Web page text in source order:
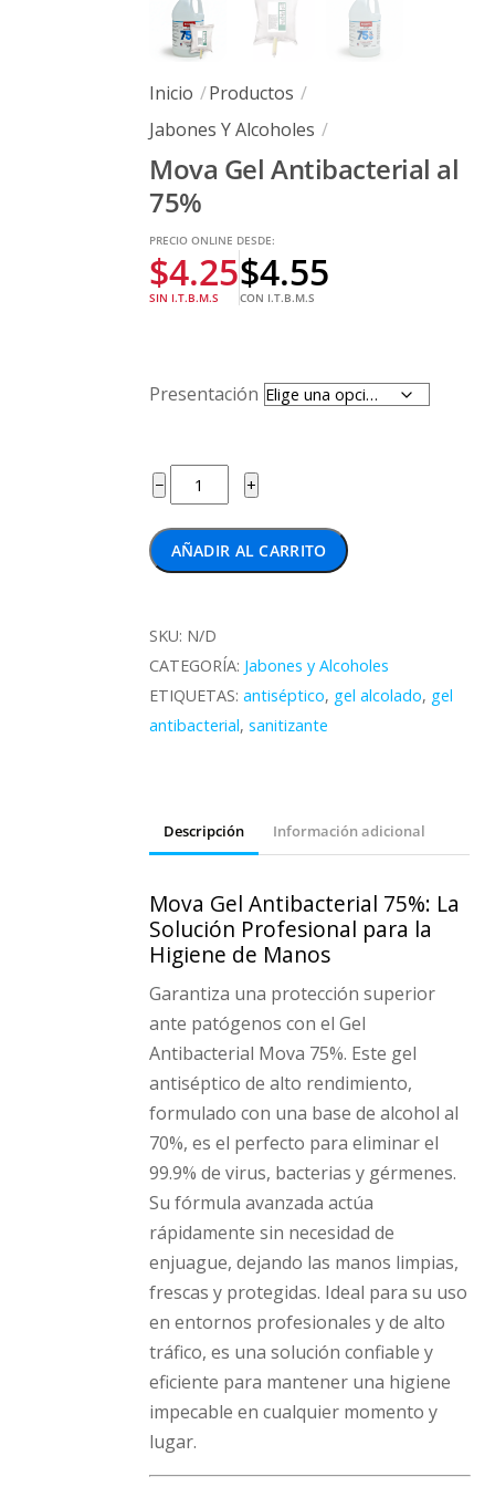
Inicio
Productos
Jabones Y Alcoholes
Mova Gel Antibacterial al
75%
PRECIO ONLINE DESDE:
$4.25
SIN I.T.B.M.S
$4.55
CON I.T.B.M.S
Presentación
−
Mova
Gel
Antibacterial
al
cantidad
+
AÑADIR AL CARRITO
SKU: N/D
CATEGORÍA: Jabones y Alcoholes
ETIQUETAS:antiséptico, gel alcolado, gel
antibacterial,sanitizante
Descripción Información adicional
Mova Gel Antibacterial 75%: La
Solución Profesional para la
Higiene de Manos
Garantiza una protección superior
ante patógenos con el Gel
Antibacterial Mova 75%. Este gel
antiséptico de alto rendimiento,
formulado con una base de alcohol al
70%, es el perfecto para eliminar el
99.9% de virus, bacterias y gérmenes.
Su fórmula avanzada actúa
rápidamente sin necesidad de
enjuague, dejando las manos limpias,
frescas y protegidas. Ideal para su uso
en entornos profesionales y de alto
tráfico, es una solución confiable y
eficiente para mantener una higiene
impecable en cualquier momento y
lugar.